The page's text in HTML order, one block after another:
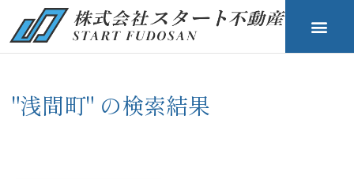
"浅間町" の検索結果